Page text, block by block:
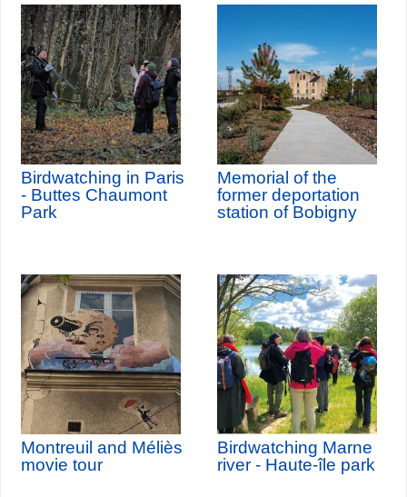
Birdwatching in Paris
- Buttes Chaumont
Park
Memorial of the
former deportation
station of Bobigny
Montreuil and Méliès
movie tour
Birdwatching Marne
river - Haute-île park